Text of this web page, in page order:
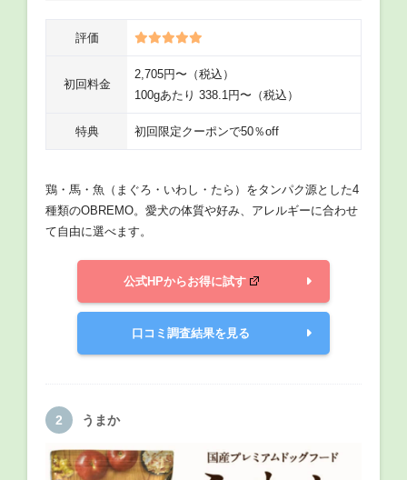
評価
初回料金
2,705円〜（税込）
100gあたり 338.1円〜（税込）
特典 初回限定クーポンで50％off
鶏・馬・魚（まぐろ・いわし・たら）をタンパク源とした4
種類のOBREMO。愛犬の体質や好み、アレルギーに合わせ
て自由に選べます。
公式HPからお得に試す
口コミ調査結果を見る
うまか